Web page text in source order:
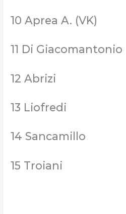
10 Aprea A. (VK)
11 Di Giacomantonio
12 Abrizi
13 Liofredi
14 Sancamillo
15 Troiani